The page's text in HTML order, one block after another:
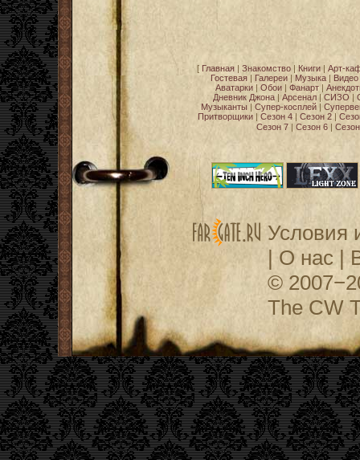
[ Главная| Знакомство|Книги| Арт-
Гостевая | Галереи | Музыка | Видео
Аватарки | Обои | Фанарт |
Дневник Джона| Арсенал| СИЗО |
Музыканты | Супер-косплей |
Притворщики | Сезон 4 | Сезон 2 |
Сезон 7| Сезон 6|
Условия
| О нас |
©
The CW